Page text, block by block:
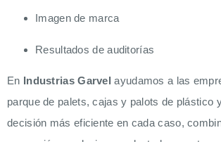
Imagen de marca
Resultados de auditorías
En Industrias Garvel ayudamos a las
parque de palets, cajas y palots de plástico
decisión más eficiente en cada caso,